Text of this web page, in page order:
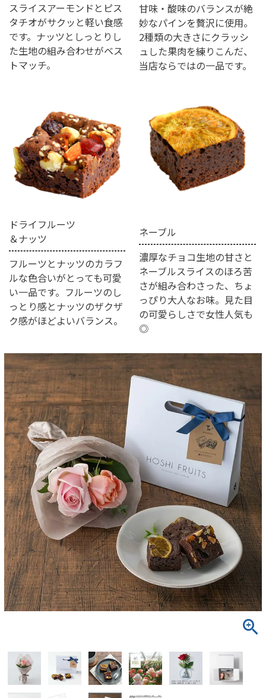
スライスアーモンドとピス
タチオがサクッと軽い食感
です。ナッツとしっとりし
た生地の組み合わせがベス
トマッチ。
甘味・酸味のバランスが絶
妙なパインを贅沢に使用。
2種類の大きさにクラッシ
ュした果肉を練りこんだ、
当店ならではの一品です。
ドライフルーツ
＆ナッツ
フルーツとナッツのカラフ
ルな色合いがとっても可愛
い一品です。フルーツのし
っとり感とナッツのザクザ
ク感がほどよいバランス。
ネーブル
濃厚なチョコ生地の甘さと
ネーブルスライスのほろ苦
さが組み合わさった、ちょ
っぴり大人なお味。見た目
の可愛らしさで女性人気も
◎